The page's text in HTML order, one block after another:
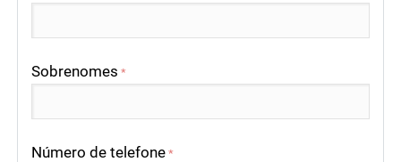
Sobrenomes *
Número de telefone *